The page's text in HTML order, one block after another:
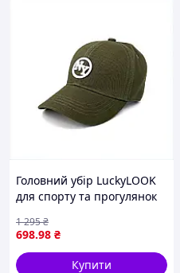
Головний убір LuckyLOOK
для спорту та прогулянок
698.98 ₴
1 295₴
Купити